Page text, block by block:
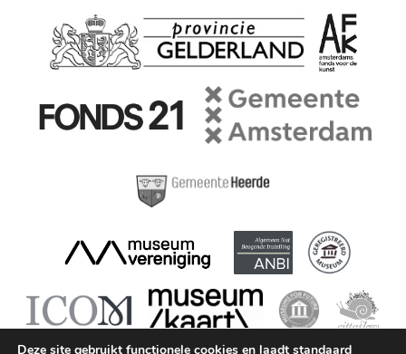
Deze site gebruikt functionele cookies en laadt standaard